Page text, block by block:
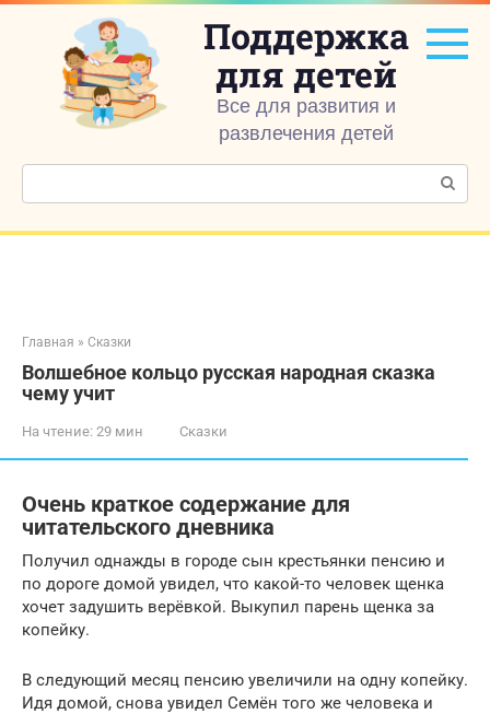
Перейти
контенту
Поддержка
для детей
Все для развития и
развлечения детей
Поиск:
Главная » Сказки
Волшебное кольцо русская народная сказка
чему учит
На чтение: 29 мин Сказки
Очень краткое содержание для
читательского дневника
Получил однажды в городе сын крестьянки пенсию и
по дороге домой увидел, что какой-то человек щенка
хочет задушить верёвкой. Выкупил парень щенка за
копейку.
В следующий месяц пенсию увеличили на одну копейку.
Идя домой, снова увидел Семён того же человека и